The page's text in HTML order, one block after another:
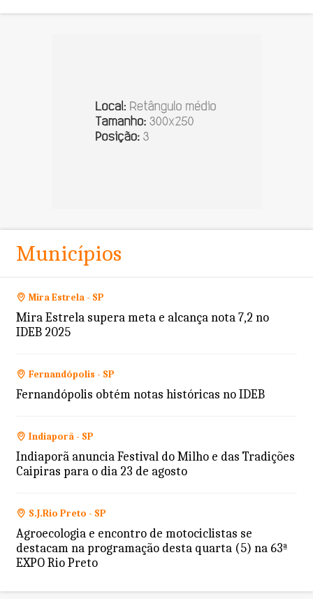
Municípios
Mira Estrela - SP
Mira Estrela supera meta e alcança nota 7,2 no
IDEB 2025
Fernandópolis - SP
Fernandópolis obtém notas históricas no IDEB
Indiaporã - SP
Indiaporã anuncia Festival do Milho e das Tradições
Caipiras para o dia 23 de agosto
S.J.Rio Preto - SP
Agroecologia e encontro de motociclistas se
destacam na programação desta quarta (5) na 63ª
EXPO Rio Preto